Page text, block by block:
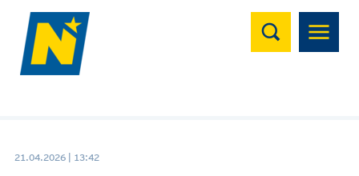
Suchen
21.04.2026 | 13:42